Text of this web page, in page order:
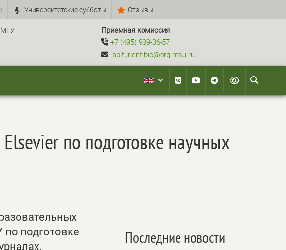
Университетские субботы Отзывы
МГУ
Приемная комиссия
+7 (495) 939-36-57
abiturient.bio@org.msu.ru
по подготовке научных
подготовке
Последние новости